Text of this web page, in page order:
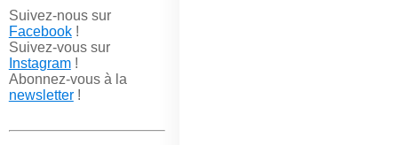
Suivez-nous sur
Facebook!
Suivez-vous sur
Instagram!
Abonnez-vous à la
newsletter!